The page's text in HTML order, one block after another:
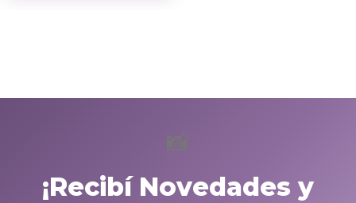
📸
¡Recibí Novedades y